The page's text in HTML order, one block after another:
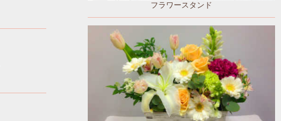
フラワースタンド